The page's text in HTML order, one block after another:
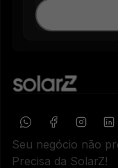
Seu negócio não
Precisa da SolarZ!